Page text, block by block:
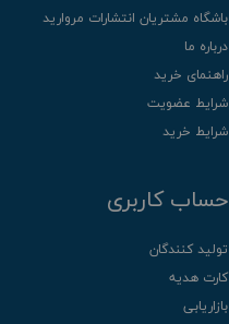
باشگاه مشتریان انتشارات مروارید
درباره ما
راهنمای خرید
شرایط عضویت
شرایط خرید
حساب کاربری
تولید کنندگان
کارت هدیه
بازاریابی